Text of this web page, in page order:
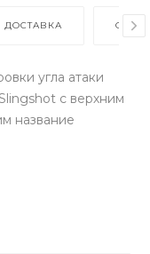
ДОСТАВКА
угла атаки
с верхним
название